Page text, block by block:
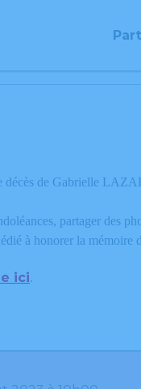
décès de Gabrielle
partager des
à honorer la
ici.